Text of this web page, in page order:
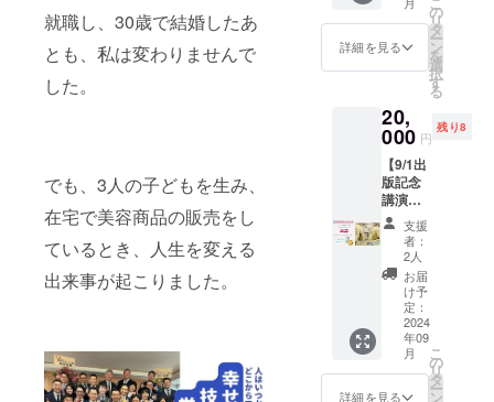
就職し、30歳で結婚したあ
とも、私は変わりませんで
した。
でも、3人の子どもを生み、
在宅で美容商品の販売をし
ているとき、人生を変える
出来事が起こりました。
余裕を
お越し
くださ
加方
法：事
前にお
申し込
みの
上、参
加券を
お持ち
くださ
い。 ・
注意事
項： 講
演会の
みの参
加とな
りま
す。懇
みくだ
ママの
リラッ
日頃の
家事や
育児か
ら解放
され、
ゆっく
りと語
り合う
場を提
供しま
す。プ
ロが全
ての準
備と調
理を行
ミナー
後、
アーカ
します
ので、
何度で
も視聴
できま
す。 詳
細の内
容 書籍
1冊 セ
ミナー
参加券
セミ
ナー内
容： 能
登半島
につい
て学べ
ます。
援のあ
り方に
つい
て、具
体的な
事例と
共に理
解を深
められ
ます。
詳細の
内容 書
籍1冊
セミ
ナー参
レルギー：食材
ある方は、事前
にお知らせくだ
たします。 ・支
援者様の交通費
や滞在費：支援
者様の交通費や
滞在費は各自で
ご負担くださ
い。 ・支援者様
との連絡方法：
詳細はメールで
連絡します。 ・
18歳未満、大人
料金を支払った
方の同伴が前提
会場に
は参加
できな
い方
も、オ
ンでイ
ベント
を楽し
むこと
ができ
ます。
・メ
リット
特別な
書籍：
出版さ
れる書
籍1冊を
お手元
に届け
ます。
講演会
本5冊】
坂下賀
英子の
書籍5冊
と、9月
版記念
講演会
イベン
トでの
ベビ＊
ステ
（テン
ト型移
動式授
乳室兼
おむつ
替えス
ペー
ス）設
置を提
供する
スポン
詳細を見る
の
リ
タ
ー
ン
を
選
択
す
る
20,
000 円
残り8
【9/1出
版記念
講演会
限定 レ
ンタル
ベビ＊
ステシ
ルバー
スポン
サー＋
坂下本1
冊】 坂
下賀英
子の書
支援
者：
2人
お届
け予
定：
2024
年09
月
詳細を見る
こ
の
リ
タ
ー
ン